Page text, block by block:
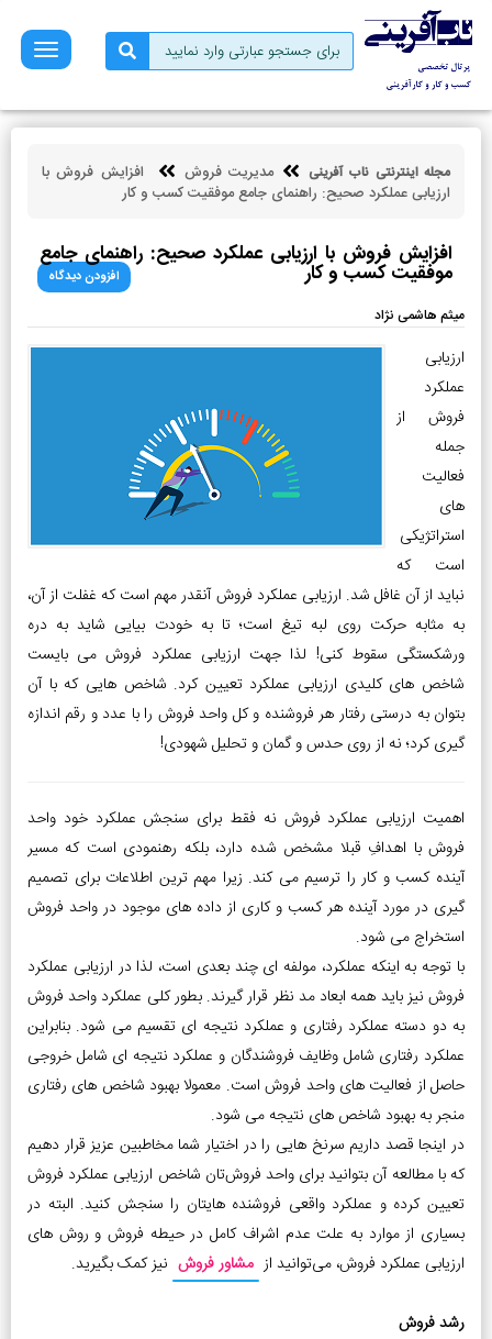
صفحه
نخست
فروش
کارآفرینی
توسعه
ناب
آفرینی
مجله اینترنتی ناب آفرینی مدیریت فروش
افزایش فروش با
ارزیابی عملکرد صحیح: راهنمای جامع موفقیت کسب و کار
افزایش فروش با ارزیابی عملکرد صحیح: راهنمای جامع
موفقیت کسب و کار افزودن دیدگاه
میثم هاشمی نژاد
ارزیابی
عملکرد
فروش از
جمله
فعالیت
های
استراتژیکی
است که
نباید از آن غافل شد. ارزیابی عملکرد فروش آنقدر مهم است که غفلت از آن،
به مثابه حرکت روی لبه تیغ است؛ تا به خودت بیایی شاید به دره
ورشکستگی سقوط کنی! لذا جهت ارزیابی عملکرد فروش می بایست
شاخص های کلیدی ارزیابی عملکرد تعیین کرد. شاخص هایی که با آن
بتوان به درستی رفتار هر فروشنده و کل واحد فروش را با عدد و رقم اندازه
گیری کرد؛ نه از روی حدس و گمان و تحلیل شهودی!
اهمیت ارزیابی عملکرد فروش نه فقط برای سنجش عملکرد خود واحد
فروش با اهدافِ قبلا مشخص شده دارد، بلکه رهنمودی است که مسیر
آینده کسب و کار را ترسیم می کند. زیرا مهم ترین اطلاعات برای تصمیم
گیری در مورد آینده هر کسب و کاری از داده های موجود در واحد فروش
استخراج می شود.
با توجه به اینکه عملکرد، مولفه ای چند بعدی است، لذا در ارزیابی عملکرد
فروش نیز باید همه ابعاد مد نظر قرار گیرند. بطور کلی عملکرد واحد فروش
به دو دسته عملکرد رفتاری و عملکرد نتیجه ای تقسیم می شود. بنابراین
عملکرد رفتاری شامل وظایف فروشندگان و عملکرد نتیجه ای شامل خروجی
حاصل از فعالیت های واحد فروش است. معمولا بهبود شاخص های رفتاری
منجر به بهبود شاخص های نتیجه می شود.
در اینجا قصد داریم سرنخ هایی را در اختیار شما مخاطبین عزیز قرار دهیم
که با مطالعه آن بتوانید برای واحد فروش‌تان شاخص ارزیابی عملکرد فروش
تعیین کرده و عملکرد واقعی فروشنده هایتان را سنجش کنید. البته در
بسیاری از موارد به علت عدم اشراف کامل در حیطه فروش و روش های
ارزیابی عملکرد فروش، می‌توانید از مشاور فروش نیز کمک بگیرید.
رشد فروش